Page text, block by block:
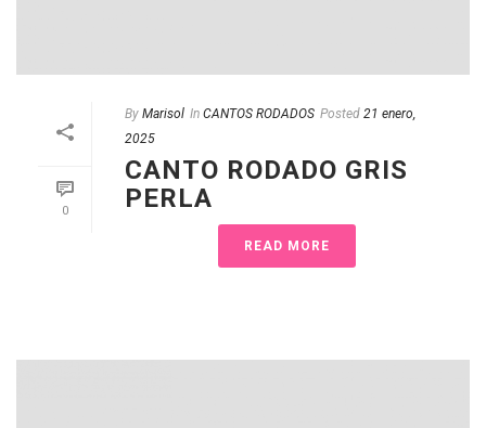
0
By Marisol In CANTOS RODADOS Posted 21 enero,
2025
CANTO RODADO GRIS
PERLA
READ MORE